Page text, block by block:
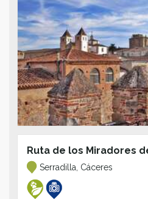
Ruta de los Miradores
Serradilla, Cáceres